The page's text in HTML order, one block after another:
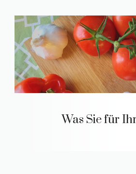
Was Sie für